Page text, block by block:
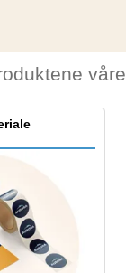
våre